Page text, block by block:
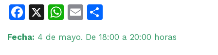
Facebook
X WhatsApp
Email
Fecha: 4 de mayo. De 18:00 a 20:00 horas